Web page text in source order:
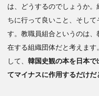
は、どうするのでしょうか
ちに行って良いこと、そし
す。教職員組合というのは
在する組織団体だと考えま
して、 韓国史観の本を日本
てマイナスに作用するだけだ